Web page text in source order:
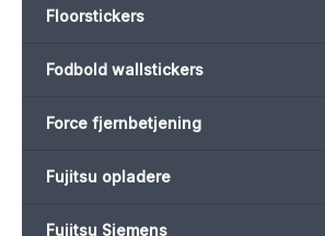
Floorstickers
Fodbold wallstickers
Force fjernbetjening
Fujitsu opladere
Fujitsu Siemens